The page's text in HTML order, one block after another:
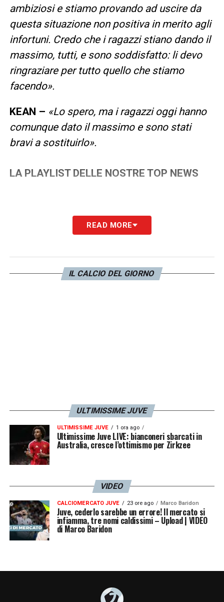
ambiziosi e stiamo provando ad uscire da
questa situazione non positiva in merito agli
infortuni. Credo che i ragazzi stiano dando il
massimo, tutti, e sono soddisfatto: li devo
ringraziare per tutto quello che stiamo
facendo».
KEAN – «Lo spero, ma i ragazzi oggi hanno
comunque dato il massimo e sono stati
bravi a sostituirlo».
LA PLAYLIST DELLE NOSTRE TOP NEWS
READ MORE
IL CALCIO DEL GIORNO
ULTIMISSIME JUVE
ULTIMISSIME JUVE 1 ora ago
Ultimissime Juve LIVE: bianconeri sbarcati in
Australia, cresce l’ottimismo per Zirkzee
VIDEO
CALCIOMERCATO JUVE 23 ore ago Marco Baridon
Juve, cederlo sarebbe un errore! Il mercato si
infiamma, tre nomi caldissimi – Upload | VIDEO
di Marco Baridon